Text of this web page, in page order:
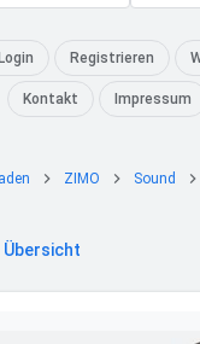
Login Registrieren
Kontakt Impressum
ZIMO Sound